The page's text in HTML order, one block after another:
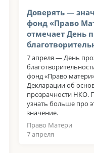
Доверять —
фонд «Право
отмечает День
7 апреля — День
фонд «Право
Декларации об
прозрачности НКО.
узнать больше про
значение.
Право Матери
7 апреля